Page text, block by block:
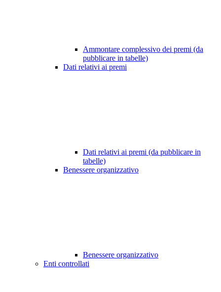
Ammontare complessivo dei premi (da
pubblicare in tabelle)
Dati relativi ai premi
Dati relativi ai premi (da pubblicare in
tabelle)
Benessere organizzativo
Benessere organizzativo
Enti controllati